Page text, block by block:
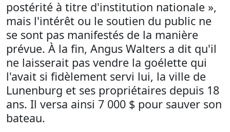
postérité à titre d'institution nationale »,
mais l'intérêt ou le soutien du public ne
se sont pas manifestés de la manière
prévue. À la fin, Angus Walters a dit qu'il
ne laisserait pas vendre la goélette qui
l'avait si fidèlement servi lui, la ville de
Lunenburg et ses propriétaires depuis 18
ans. Il versa ainsi 7 000 $ pour sauver son
bateau.